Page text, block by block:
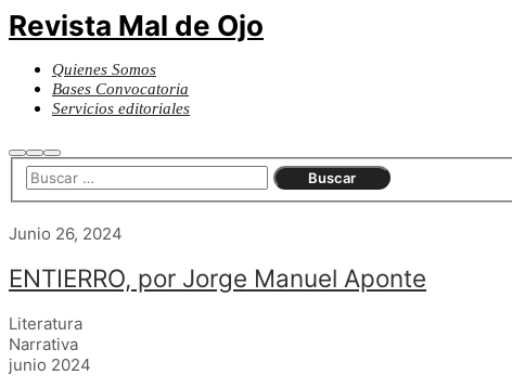
Revista Mal de Ojo
Quienes Somos
Bases Convocatoria
Servicios editoriales
Buscar
Más
información
Menú
principal
Junio 26, 2024
ENTIERRO, por Jorge Manuel Aponte
Literatura
Narrativa
junio 2024